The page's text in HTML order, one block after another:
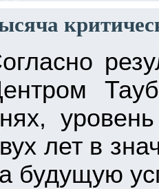
лет в
будущую